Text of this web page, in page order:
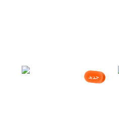
جديد